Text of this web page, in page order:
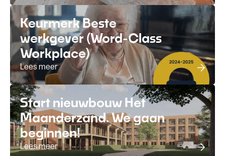
Keurmerk Beste
werkgever (Word-Class
Workplace)
Lees meer
Start nieuwbouw Het
Maanderzand. We gaan
beginnen!
Lees meer